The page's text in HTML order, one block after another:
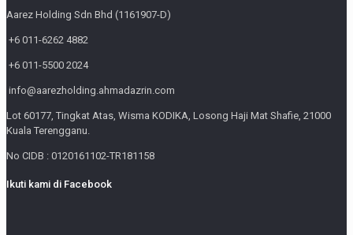
Aarez Holding Sdn Bhd (1161907-D)
+6 011-6262 4882
+6 011-5500 2024
info@aarezholding.ahmadazrin.com
Lot 60177, Tingkat Atas, Wisma KODIKA, Losong Haji Mat Shafie, 21000
Kuala Terengganu.
No CIDB : 0120161102-TR181158
Ikuti kami di Facebook